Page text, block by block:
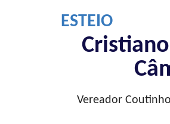
ESTEIO
Vereador